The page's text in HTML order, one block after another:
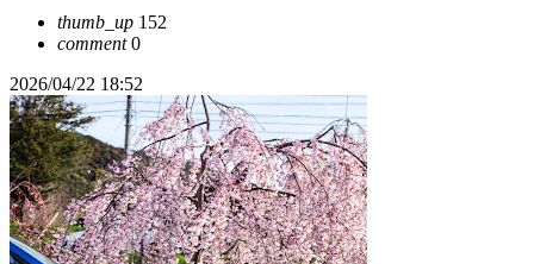
thumb_up 152
comment0
2026/04/22 18:52